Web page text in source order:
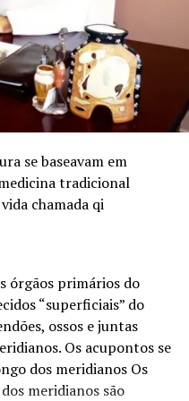
produção de grãos e
cooperativas e
cada vez mais
O Sul
de investimento
maior mercado
total de profissionais.
um crescimento de
em julho de 2024
à realidade do campo.
a importância da
em constante
se baseavam em
tradicional
chamada qi
órgãos primários do
“superficiais” do
ossos e juntas
Os acupontos se
dos meridianos Os
meridianos são